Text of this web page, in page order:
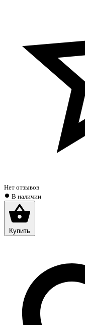
Нет отзывов
В наличии
Купить